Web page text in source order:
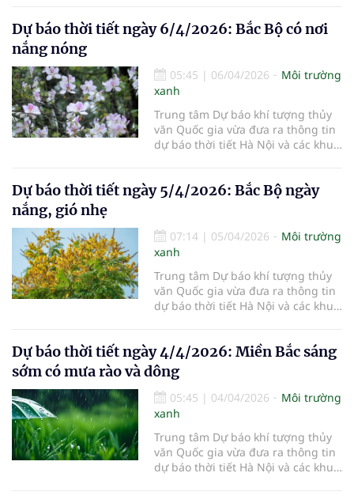
Dự báo thời tiết ngày 6/4/2026: Bắc Bộ có nơi
nắng nóng
05:45 | 06/04/2026
Môi trường
xanh
Trung tâm Dự báo khí tượng thủy
văn Quốc gia vừa đưa ra thông tin
dự báo thời tiết Hà Nội và các khu
Dự báo thời tiết ngày 5/4/2026: Bắc Bộ ngày
nắng, gió nhẹ
07:14 | 05/04/2026
Môi trường
xanh
Trung tâm Dự báo khí tượng thủy
văn Quốc gia vừa đưa ra thông tin
dự báo thời tiết Hà Nội và các khu
Dự báo thời tiết ngày 4/4/2026: Miền Bắc sáng
sớm có mưa rào và dông
05:45 | 04/04/2026
Môi trường
xanh
Trung tâm Dự báo khí tượng thủy
văn Quốc gia vừa đưa ra thông tin
dự báo thời tiết Hà Nội và các khu